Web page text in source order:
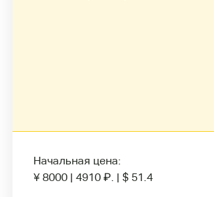
Начальная цена:
¥ 8000 | 4910 ₽. | $ 51.4